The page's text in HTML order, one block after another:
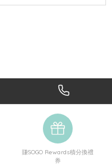
賺SOGO Rewards積分換禮
券